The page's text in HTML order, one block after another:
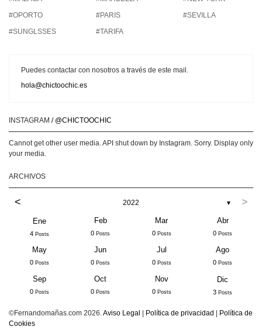
#OPORTO
#PARIS
#SEVILLA
#SUNGLSSES
#TARIFA
Puedes contactar con nosotros a través de este mail.
hola@chictoochic.es
INSTAGRAM / @CHICTOOCHIC
Cannot get other user media. API shut down by Instagram. Sorry. Display only
your media.
ARCHIVOS
< 2022 ▼ >
Ene
4 Posts
Feb
0 Posts
Mar
0 Posts
Abr
0 Posts
May
0 Posts
Jun
0 Posts
Jul
0 Posts
Ago
0 Posts
Sep
0 Posts
Oct
0 Posts
Nov
0 Posts
Dic
3 Posts
©Fernandomañas.com 2026.Aviso Legal Política de privacidad
Política de
Cookies